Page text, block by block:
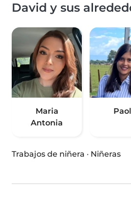
David y sus
Maria
Antonia
Trabajos de niñera · Niñeras